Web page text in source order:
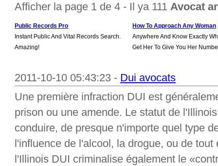
Afficher la page 1 de 4 - Il ya 111 Avocat
Public Records Pro
Instant Public And Vital Records Search.
Amazing!
How To Approach Any Woman
Anywhere And Know Exactly
Get Her To Give You Her Numbe
2011-10-10 05:43:23 - Dui avocats
Une première infraction DUI est
prison ou une amende. Le statut de
conduire, de presque n'importe quel type
l'influence de l'alcool, la drogue, ou de
l'Illinois DUI criminalise également le